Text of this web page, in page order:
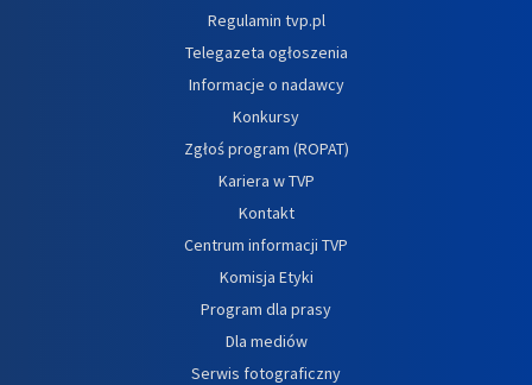
Regulamin tvp.pl
Telegazeta ogłoszenia
Informacje o nadawcy
Konkursy
Zgłoś program (ROPAT)
Kariera w TVP
Kontakt
Centrum informacji TVP
Komisja Etyki
Program dla prasy
Dla mediów
Serwis fotograficzny